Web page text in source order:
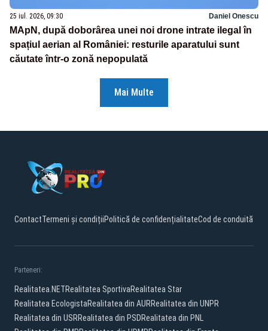
25 iul. 2026, 09:30 Daniel Onescu
MApN, după doborârea unei noi drone intrate ilegal în
spațiul aerian al României: resturile aparatului sunt
căutate într-o zonă nepopulată
Mai Multe
ContactTermeni și condițiiPolitică de confidențialitateCod de conduită
Parteneri:
Realitatea.NETRealitatea SportivaRealitatea Star
Realitatea EcologistaRealitatea din AURRealitatea din UNPR
Realitatea din USRRealitatea din PSDRealitatea din PNL